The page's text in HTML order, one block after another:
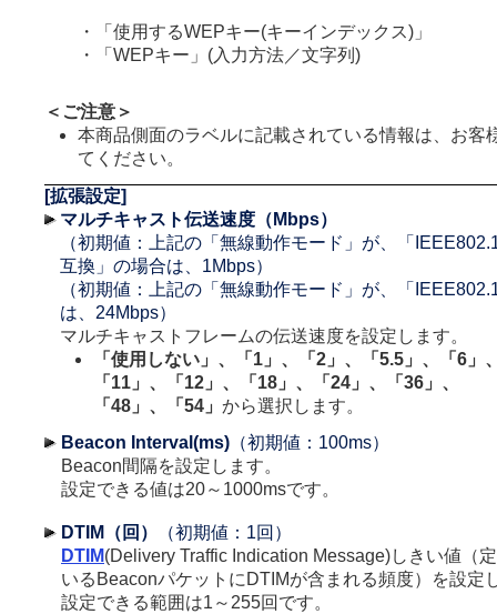
・「使用するWEPキー(キーインデックス)」
・「WEPキー」(入力方法／文字列)
＜ご注意＞
本商品側面のラベルに記載されている情報は、お客
てください。
[拡張設定]
マルチキャスト伝送速度（Mbps）
（初期値：上記の「無線動作モード」が、「
互換」の場合は、1Mbps）
（初期値：上記の「無線動作モード」が、「
は、24Mbps）
マルチキャストフレームの伝送速度を設定します。
「使用しない」、「1」、「2」、「5.5」、「6」
「11」、「12」、「18」、「24」、「36」、
「48」、「54」 から選択します。
Beacon Interval(ms) （初期値：100ms）
Beacon間隔を設定します。
設定できる値は20～1000msです。
DTIM（回）
（初期値：1回）
DTIM(Delivery Traffic Indication Message)しきい値（
いるBeaconパケットにDTIMが含まれる頻度）を設定
設定できる範囲は1～255回です。